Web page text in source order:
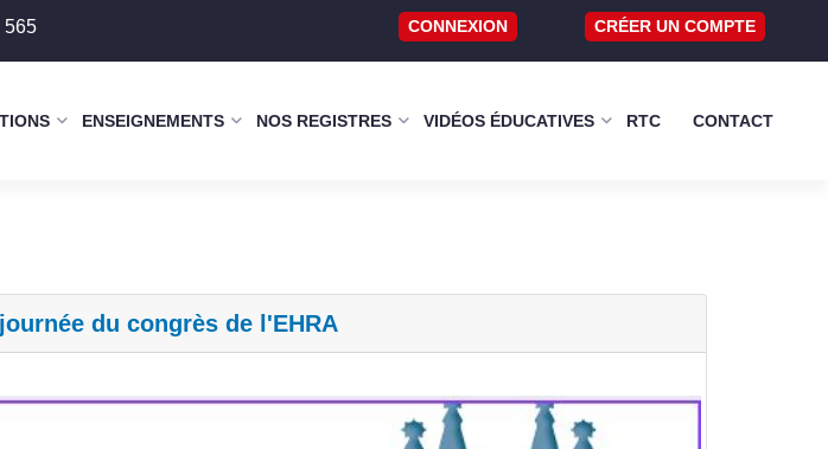
565 CONNEXION CRÉER UN COMPTE
ENSEIGNEMENTS NOS REGISTRES VIDÉOS ÉDUCATIVES RTC CONTACT
du congrès de l'EHRA